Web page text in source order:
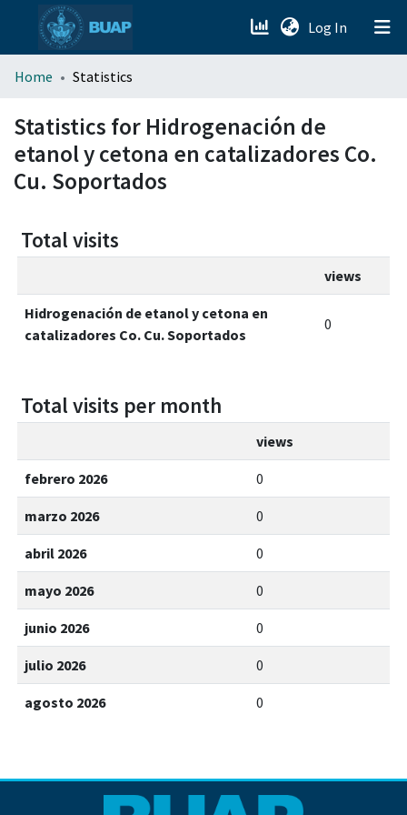
Log In (current)
menu.section.about_menu
All of DSpace
Home Statistics
Statistics for Hidrogenación de
etanol y cetona en catalizadores Co.
Cu. Soportados
Total visits
views
Hidrogenación de etanol y cetona en
catalizadores Co. Cu. Soportados
0
Total visits per month
views
febrero 2026 0
marzo 2026 0
abril 2026 0
mayo 2026 0
junio 2026 0
julio 2026 0
agosto 2026 0